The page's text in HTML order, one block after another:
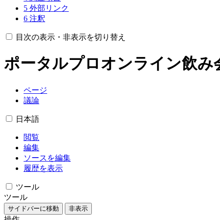
5 外部リンク
6 注釈
目次の表示・非表示を切り替え
ポータルプロオンライン飲み
ページ
議論
日本語
閲覧
編集
ソースを編集
履歴を表示
ツール
ツール
サイドバーに移動 非表示